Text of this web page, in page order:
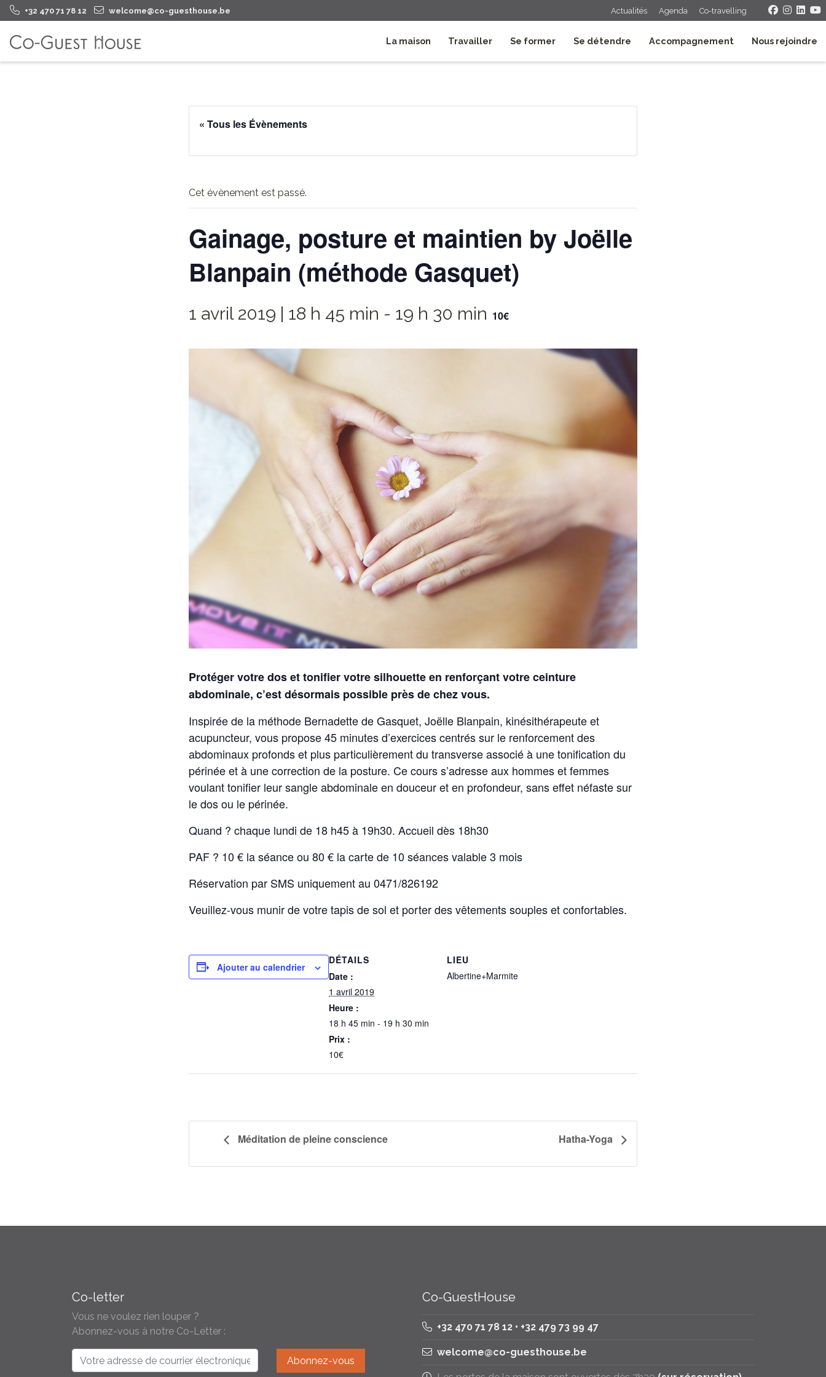
+32 470 71 78 12 welcome@co-guesthouse.be Actualités Agenda Co-travelling
La maison Travailler Se former Se détendre Accompagnement Nous rejoindre
« Tous les Évènements
Cet évènement est passé.
Gainage, posture et maintien by Joëlle
Blanpain (méthode Gasquet)
1 avril 2019 | 18 h 45 min - 19 h 30 min 10€
Protéger votre dos et tonifier votre silhouette en renforçant votre ceinture
abdominale, c’est désormais possible près de chez vous.
Inspirée de la méthode Bernadette de Gasquet, Joëlle Blanpain, kinésithérapeute et
acupuncteur, vous propose 45 minutes d’exercices centrés sur le renforcement des
abdominaux profonds et plus particulièrement du transverse associé à une tonification du
périnée et à une correction de la posture. Ce cours s’adresse aux hommes et femmes
voulant tonifier leur sangle abdominale en douceur et en profondeur, sans effet néfaste sur
le dos ou le périnée.
Quand ? chaque lundi de 18 h45 à 19h30. Accueil dès 18h30
PAF ? 10 € la séance ou 80 € la carte de 10 séances valable 3 mois
Réservation par SMS uniquement au 0471/826192
Veuillez-vous munir de votre tapis de sol et porter des vêtements souples et confortables.
Ajouter au calendrier
DÉTAILS
Date :
1 avril 2019
Heure :
18 h 45 min - 19 h 30 min
Prix :
10€
LIEU
Albertine+Marmite
Méditation de pleine conscience Hatha-Yoga
Co-letter
Vous ne voulez rien louper ?
Abonnez-vous à notre Co-Letter :
Co-GuestHouse
+32 470 71 78 12 • +32 479 73 99 47
welcome@co-guesthouse.be